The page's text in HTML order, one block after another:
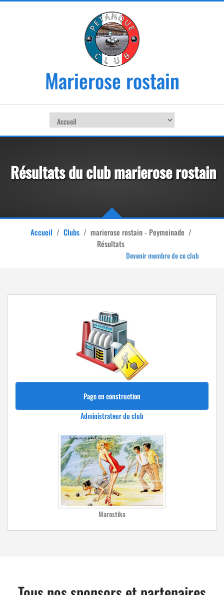
Marierose rostain
Résultats du club marierose rostain
Accueil / Clubs / marierose rostain - Peymeinade /
Résultats
Devenir membre de ce club
Page en construction
Administrateur du club
Marostika